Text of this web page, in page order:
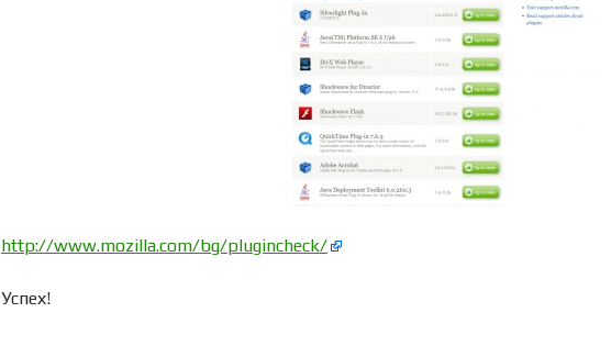
http://www.mozilla.com/bg/plugincheck/
Успех!